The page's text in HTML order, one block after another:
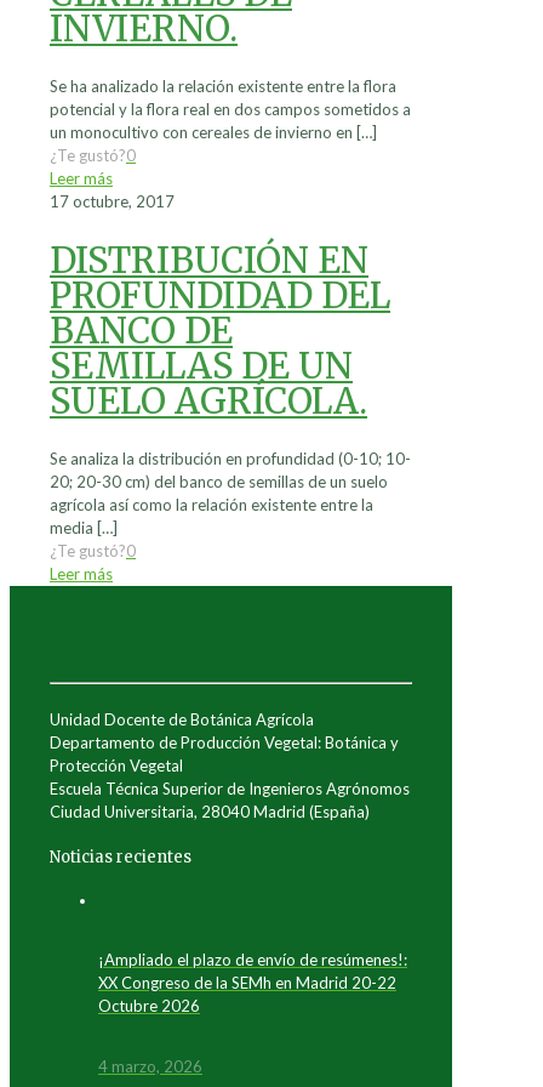
INVIERNO.
Se ha analizado la relación existente entre la flora
potencial y la flora real en dos campos sometidos a
un monocultivo con cereales de invierno en […]
¿Te gustó?0
Leer más
17 octubre, 2017
DISTRIBUCIÓN EN
PROFUNDIDAD DEL
BANCO DE
SEMILLAS DE UN
SUELO AGRÍCOLA.
Se analiza la distribución en profundidad (0-10; 10-
20; 20-30 cm) del banco de semillas de un suelo
agrícola así como la relación existente entre la
media […]
¿Te gustó?0
Leer más
Unidad Docente de Botánica Agrícola
Departamento de Producción Vegetal: Botánica y
Protección Vegetal
Escuela Técnica Superior de Ingenieros Agrónomos
Ciudad Universitaria, 28040 Madrid (España)
Noticias recientes
¡Ampliado el plazo de envío de resúmenes!:
XX Congreso de la SEMh en Madrid 20-22
Octubre 2026
4 marzo, 2026